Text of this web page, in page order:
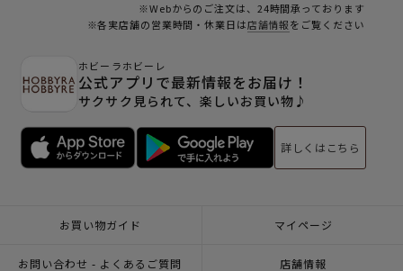
※Webからのご注文は、24時間承っております
※各実店舗の営業時間・休業日は店舗情報をご覧ください
ホビーラホビーレ
公式アプリで最新情報をお届け！
サクサク見られて、楽しいお買い物♪
詳しくはこちら
お買い物ガイド マイページ
お問い合わせ - よくあるご質問 店舗情報